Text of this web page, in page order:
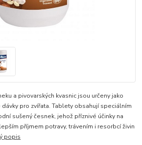
a pivovarských kvasnic jsou určeny jako
pro zvířata. Tablety obsahují speciálním
sušený česnek, jehož příznivé účinky na
příjmem potravy, trávením i resorbcí živin
popis